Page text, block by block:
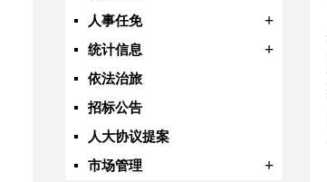
人事任免
+
统计信息 +
依法治旅
招标公告
人大协议提案
市场管理
+